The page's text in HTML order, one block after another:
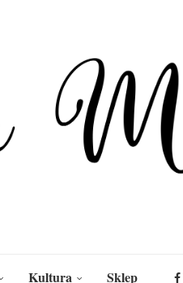
Kultura Sklep